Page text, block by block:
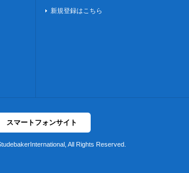
新規登録はこちら
スマートフォンサイト
All Rights Reserved.